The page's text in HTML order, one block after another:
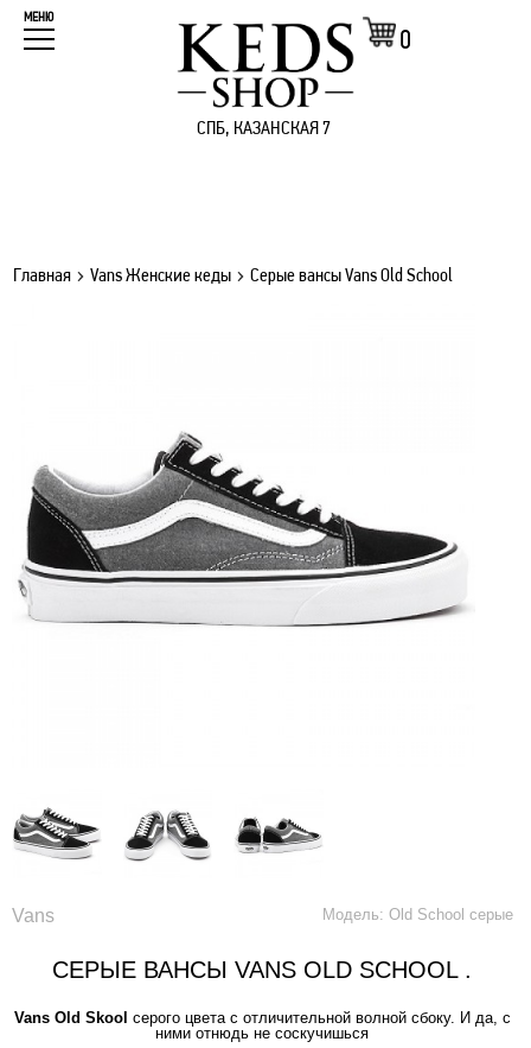
СПБ, КАЗАНСКАЯ 7
МЕНЮ
0
Главная Vans Женские кеды Серые вансы Vans Old School
Vans Модель: Old School серые
СЕРЫЕ ВАНСЫ VANS OLD SCHOOL .
Vans Old Skool серого цвета с отличительной волной сбоку. И да, с
ними отнюдь не соскучишься